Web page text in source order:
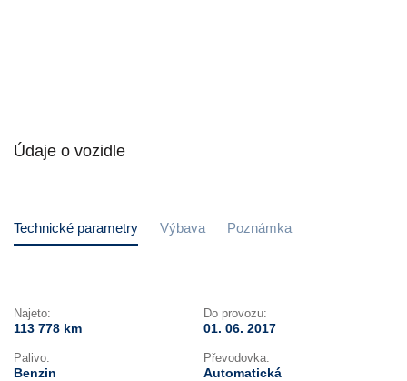
Údaje o vozidle
Technické parametry Výbava Poznámka
Najeto:
113 778 km
Do provozu:
01. 06. 2017
Palivo:
Benzin
Převodovka:
Automatická